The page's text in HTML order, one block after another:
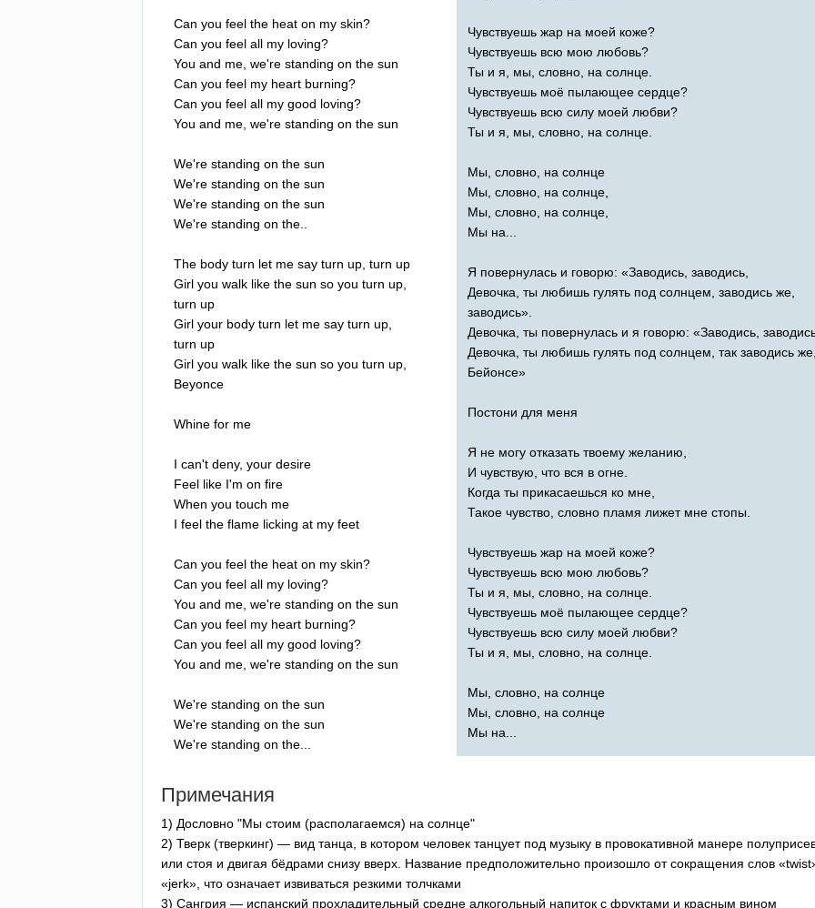
Can you feel the heat on my skin?
Can you feel all my loving?
You and me we're standing on the sun
Can you feel my heart burning?
Can you feel all my good loving?
You and me we're standing on the sun
We're standing on the sun
We're standing on the sun
We're standing on the sun
We're standing on the
The body turn let me say turn up turn up
Girl you walk like the sun so you turn up
turn up
Girl your body turn let me say turn up
turn up
Girl you walk like the sun so you turn up
Beyonce
Whine for me
I can't deny, your desire
Feel like I'm on fire
When you touch me
I feel the flame licking at my feet
Can you feel the heat on my skin?
Can you feel all my loving?
You and me we're standing on the sun
Can you feel my heart burning?
Can you feel all my good loving?
You and me we're standing on the sun
We're standing on the sun
We're standing on the sun
We're standing on the
Чувствуешь жар на моей коже?
Чувствуешь всю мою любовь?
Ты и я, мы, словно, на солнце.
Чувствуешь моё пылающее сердце?
Чувствуешь всю силу моей любви?
Ты и я, мы, словно, на солнце.
Мы, словно, на солнце
Мы, словно, на солнце,
Мы, словно, на солнце,
Мы на...
Я повернулась и говорю: «Заводись, заводись,
Девочка, ты любишь гулять под солнцем, заводись же,
заводись».
Девочка, ты повернулась и я говорю: «Заводись,
Девочка, ты любишь гулять под солнцем, так заводись
Бейонсе»
Постони для меня
Я не могу отказать твоему желанию,
И чувствую, что вся в огне.
Когда ты прикасаешься ко мне,
Такое чувство, словно пламя лижет мне стопы.
Чувствуешь жар на моей коже?
Чувствуешь всю мою любовь?
Ты и я, мы, словно, на солнце.
Чувствуешь моё пылающее сердце?
Чувствуешь всю силу моей любви?
Ты и я, мы, словно, на солнце.
Мы, словно, на солнце
Мы, словно, на солнце
Мы на...
Примечания
1) Дословно "Мы стоим (располагаемся) на солнце"
2) Тверк (тверкинг) — вид танца, в котором человек танцует под музыку в провокативной манере
или стоя и двигая бёдрами снизу вверх. Название предположительно произошло от сокращения слов «twist
«jerk», что означает извиваться резкими толчками
3) Сангрия — испанский прохладительный средне алкогольный напиток с фруктами и красным вином